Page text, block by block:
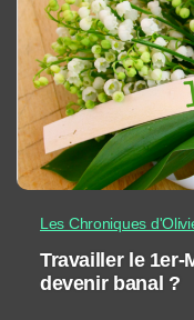
Les Chroniques
Travailler le 1er-
devenir banal ?